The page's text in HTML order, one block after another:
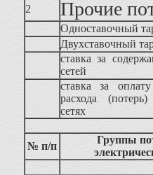
2 Прочие
Одноставочный
Двухставочный
ставка за
сетей
ставка за оплату
расхода
сетях
№ п/п
Группы